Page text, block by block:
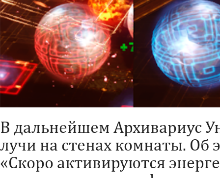
В дальнейшем Архивариус
лучи на стенах комнаты. Об
«Скоро активируются